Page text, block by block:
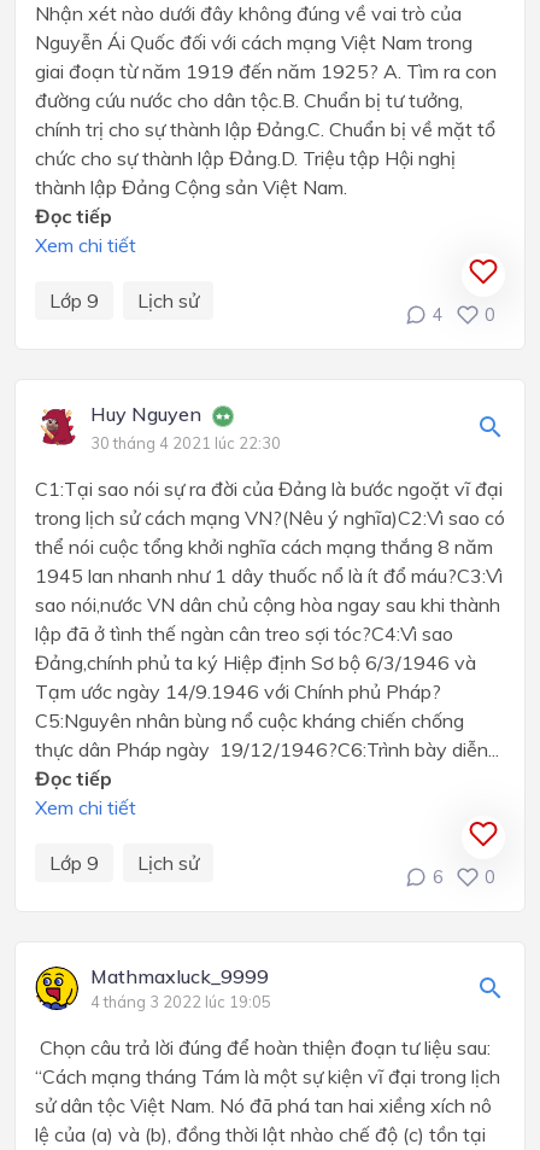
Nhận xét nào dưới đây không đúng về vai trò của
Nguyễn Ái Quốc đối với cách mạng Việt Nam trong
giai đoạn từ năm 1919 đến năm 1925? A. Tìm ra con
đường cứu nước cho dân tộc.B. Chuẩn bị tư tưởng,
chính trị cho sự thành lập Đảng.C. Chuẩn bị về mặt tổ
chức cho sự thành lập Đảng.D. Triệu tập Hội nghị
thành lập Đảng Cộng sản Việt Nam.
Đọc tiếp
Xem chi tiết
Lớp 9 Lịch sử
4 0
Huy Nguyen
30 tháng 4 2021 lúc 22:30
C1:Tại sao nói sự ra đời của Đảng là bước ngoặt vĩ đại
trong lịch sử cách mạng VN?(Nêu ý nghĩa)C2:Vì sao có
thể nói cuộc tổng khởi nghĩa cách mạng thắng 8 năm
1945 lan nhanh như 1 dây thuốc nổ là ít đổ máu?C3:Vì
sao nói,nước VN dân chủ cộng hòa ngay sau khi thành
lập đã ở tình thế ngàn cân treo sợi tóc?C4:Vì sao
Đảng,chính phủ ta ký Hiệp định Sơ bộ 6/3/1946 và
Tạm ước ngày 14/9.1946 với Chính phủ Pháp?
C5:Nguyên nhân bùng nổ cuộc kháng chiến chống
thực dân Pháp ngày 19/12/1946?C6:Trình bày diễn...
Đọc tiếp
Xem chi tiết
Lớp 9 Lịch sử
6 0
Mathmaxluck_9999
4 tháng 3 2022 lúc 19:05
Chọn câu trả lời đúng để hoàn thiện đoạn tư liệu sau:
“Cách mạng tháng Tám là một sự kiện vĩ đại trong lịch
sử dân tộc Việt Nam. Nó đã phá tan hai xiềng xích nô
lệ của (a) và (b), đồng thời lật nhào chế độ (c) tồn tại